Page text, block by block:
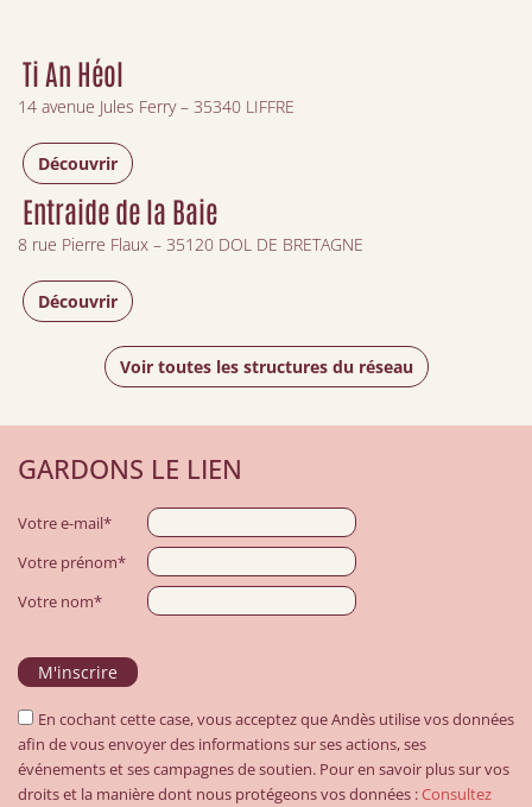
Ti An Héol
14 avenue Jules Ferry – 35340 LIFFRE
Découvrir
Entraide de la Baie
8 rue Pierre Flaux – 35120 DOL DE BRETAGNE
Découvrir
Voir toutes les structures du réseau
GARDONS LE LIEN
Votre e-mail*
Votre prénom*
Votre nom*
En cochant cette case, vous acceptez que Andès utilise vos données
afin de vous envoyer des informations sur ses actions, ses
événements et ses campagnes de soutien. Pour en savoir plus sur vos
droits et la manière dont nous protégeons vos données :Consultez